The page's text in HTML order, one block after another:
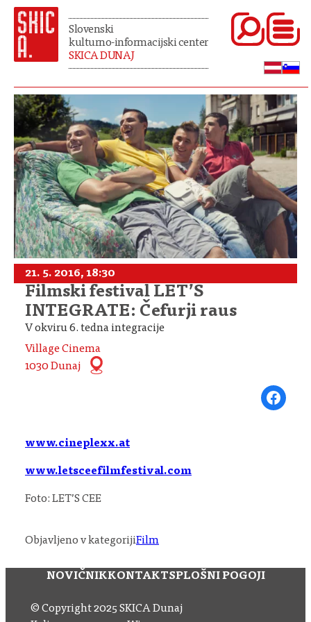
Slovenski
kulturno-informacijski center
SKICA DUNAJ
21. 5. 2016, 18:30
Filmski festival LET’S
INTEGRATE: Čefurji raus
V okviru 6. tedna integracije
Village Cinema
1030 Dunaj
Share on
www.cineplexx.at
www.letsceefilmfestival.com
Foto: LET’S CEE
Objavljeno v kategorijiFilm
NOVIČNIKKONTAKTSPLOŠNI POGOJI
© Copyright 2025 SKICA Dunaj